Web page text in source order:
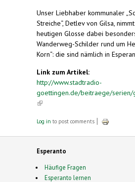
Unser Liebhaber kommunaler
Streiche“, Detlev von Gilsa,
heutigen Glosse dabei
Wanderweg-Schilder rund um
Korn“: die sind nämlich in
Link zum Artikel:
http://www.stadtradio-
goettingen.de/beitraege/serien/
(link is external)
Log in to post comments
Esperanto
Häufige Fragen
Esperanto lernen